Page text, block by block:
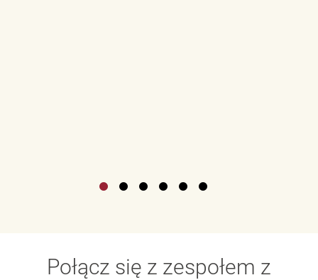
Połącz się z zespołem z